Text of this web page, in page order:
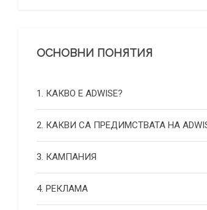
ОСНОВНИ ПОНЯТИЯ
1. КАКВО Е ADWISE?
2. КАКВИ СА ПРЕДИМСТВАТА НА
3. КАМПАНИЯ
4. РЕКЛАМА